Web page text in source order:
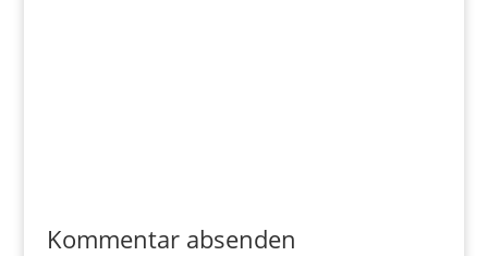
Kommentar absenden